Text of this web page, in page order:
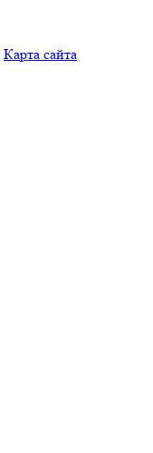
Карта сайта